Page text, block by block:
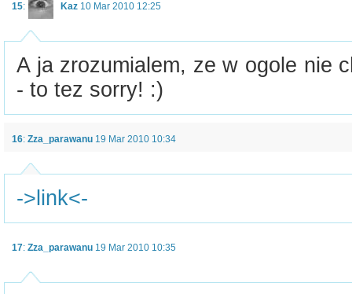
15: Kaz 10 Mar 2010 12:25
A ja zrozumialem, ze w ogole nie
- to tez sorry! :)
16: Zza_parawanu 19 Mar 2010 10:34
->link<-
17: Zza_parawanu 19 Mar 2010 10:35